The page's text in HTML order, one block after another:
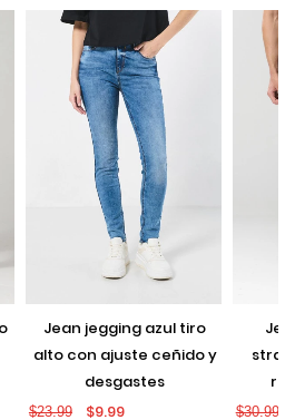
jean jegging azul tiro
alto con ajuste ceñido y
desgastes
$23.99 $9.99
jean azul intenso
$30.99